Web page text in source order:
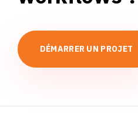
DÉMARRER UN PROJET